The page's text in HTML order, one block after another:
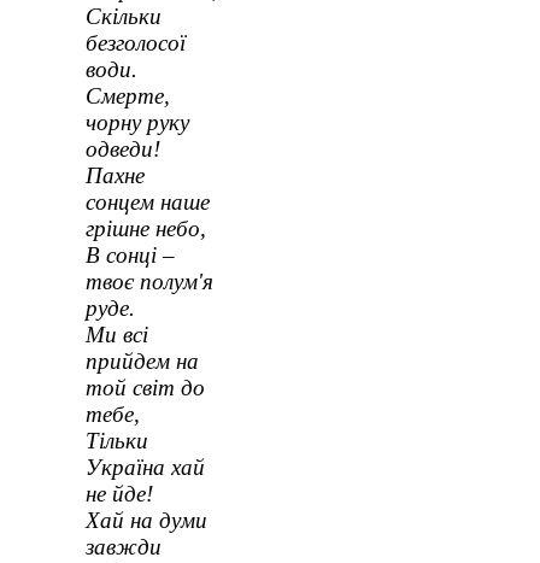
Скільки
безголосої
води.
Смерте,
чорну руку
одведи!
Пахне
сонцем наше
грішне небо,
В сонці –
твоє полум'я
руде.
Ми всі
прийдем на
той світ до
тебе,
Тільки
Україна хай
не йде!
Хай на думи
завжди